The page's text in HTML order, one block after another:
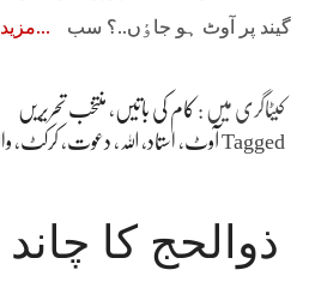
گیند پر آوٹ ہو جاٶں..؟ سب
کیٹاگری میں : کام کی باتیں ، منتخب تحریریں
Taggedآوٹ، استاد، اللہ ، دعوت، کرکٹ،
ذوالحج کا